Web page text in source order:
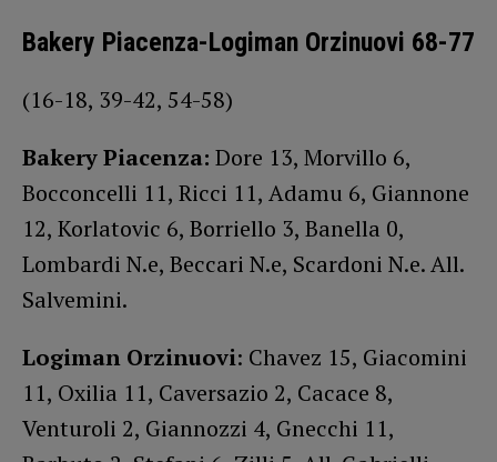
Bakery Piacenza-Logiman Orzinuovi 68-77
(16-18, 39-42, 54-58)
Bakery Piacenza: Dore 13, Morvillo 6,
Bocconcelli 11, Ricci 11, Adamu 6, Giannone
12, Korlatovic 6, Borriello 3, Banella 0,
Lombardi N.e, Beccari N.e, Scardoni N.e. All.
Salvemini.
Logiman Orzinuovi: Chavez 15, Giacomini
11, Oxilia 11, Caversazio 2, Cacace 8,
Venturoli 2, Giannozzi 4, Gnecchi 11,